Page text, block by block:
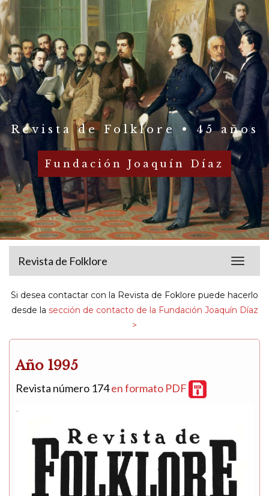
Revista de Folklore • 45 años
Fundación Joaquín Díaz
Toggle
Revista de Folklore
Si desea contactar con la Revista de Foklore puede hacerlo
desde la sección de contacto de la Fundación Joaquín Díaz
>
Año 1995
Revista número 174en formato PDF